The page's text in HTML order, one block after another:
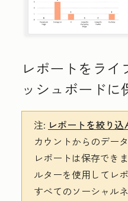
レポートをラ
ッシュボードに
注: レポートを絞り込
カウントからのデー
レポートは保存でき
ルターを使用してレ
すべてのソーシャル